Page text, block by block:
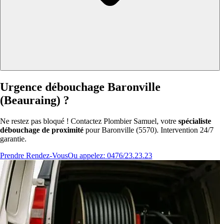
Urgence débouchage Baronville
(Beauraing) ?
Ne restez pas bloqué ! Contactez Plombier Samuel, votre spécialiste
débouchage de proximité pour Baronville (5570). Intervention 24/7
garantie.
Prendre Rendez-VousOu appelez: 0476/23.23.23